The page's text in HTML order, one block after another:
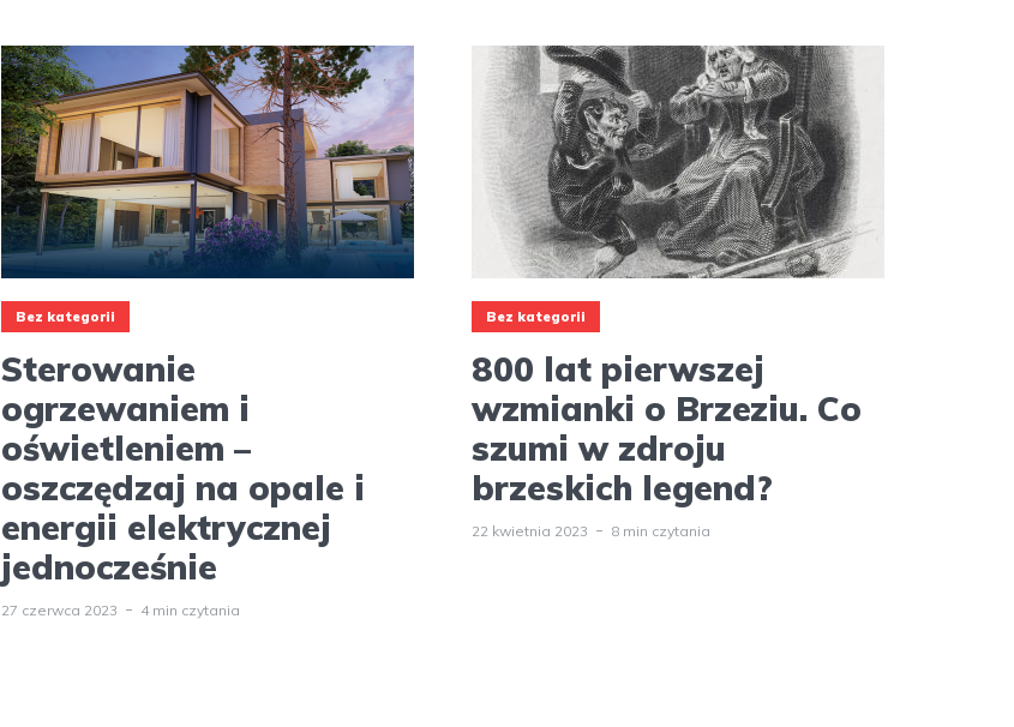
Bez kategorii
Sterowanie
ogrzewaniem i
oświetleniem –
oszczędzaj na opale i
energii elektrycznej
jednocześnie
27 czerwca 2023 4 min czytania
Bez kategorii
800 lat pierwszej
wzmianki o Brzeziu. Co
szumi w zdroju
brzeskich legend?
22 kwietnia 2023 8 min czytania